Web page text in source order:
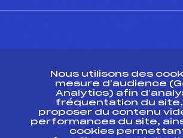
ESPACE PRESSE
Ressources
Pass’Neige
Nous utilisons des
mesure d’audience
Analytics) afin
fréquentation du site,
proposer du contenu
performances du site,
cookies